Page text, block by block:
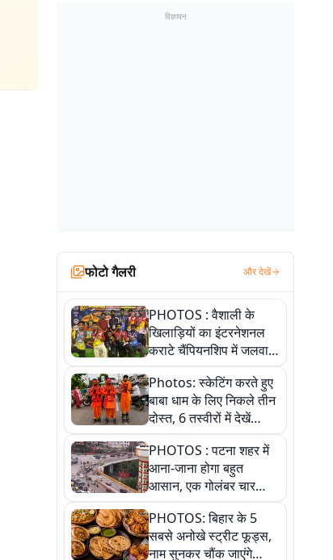
विज्ञापन
फोटो गैलरी और देखें
PHOTOS : वैशाली के
खिलाड़ियों का इंटरनेशनल
कराटे चैंपियनशिप में जलवा,
जीते 9 पदक, पांच तस्वीर से
देखिए पूरा खेल
Photos: स्केटिंग करते हुए
बाबा धाम के लिए निकले तीन
दोस्त, 6 तस्वीरों में देखें
आस्था और जुनून की कहानी
PHOTOS : पटना शहर में
आना-जाना होगा बहुत
आसान, एक गोलंबर चार
फ्लाईओवर को जोड़ेगा
PHOTOS: बिहार के 5
सबसे अनोखे स्ट्रीट फूड्स,
नाम सुनकर चौंक जाएंगे